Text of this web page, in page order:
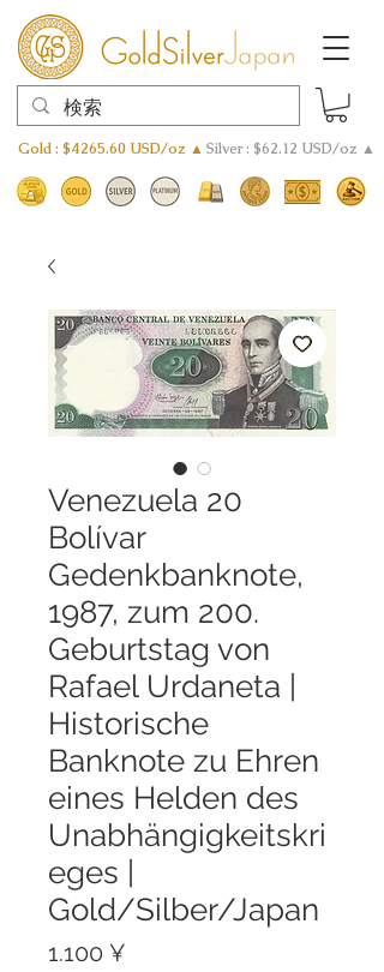
Gold : $4265.60 USD/oz ▲ Silver : $62.12 USD/oz ▲
Venezuela 20
Bolívar
Gedenkbanknote,
1987, zum 200.
Geburtstag von
Rafael Urdaneta |
Historische
Banknote zu Ehren
eines Helden des
Unabhängigkeitskri
eges |
Gold/Silber/Japan
1.100 ¥